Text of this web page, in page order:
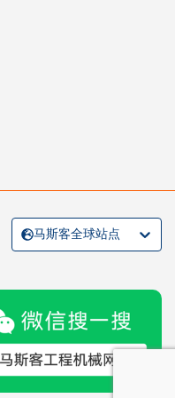
马斯客全球站点